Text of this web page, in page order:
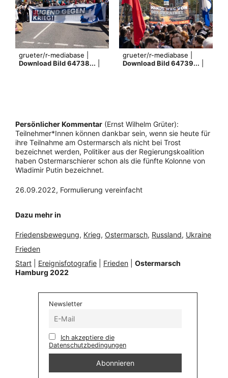
grueter/r-mediabase |
Download Bild 64738...
grueter/r-mediabase |
Download Bild 64739...
Persönlicher Kommentar (Ernst Wilhelm Grüter):
Teilnehmer*Innen können dankbar sein, wenn sie heute für
ihre Teilnahme am Ostermarsch als nicht bei Trost
bezeichnet werden, Politiker aus der Regierungskoalition
haben Ostermarschierer schon als die fünfte Kolonne von
Wladimir Putin bezeichnet.
26.09.2022, Formulierung vereinfacht
Dazu mehr in
Friedensbewegung, Krieg, Ostermarsch, Russland, Ukraine
Frieden
Start
Ereignisfotografie Frieden
Ostermarsch
Hamburg 2022
Newsletter
Ich akzeptiere die
Datenschutzbedingungen